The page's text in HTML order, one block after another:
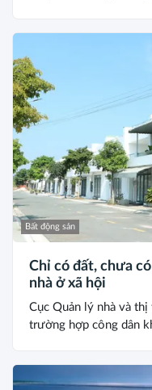
Bất động sản
Chỉ có đất, chưa
nhà ở xã hội
Cục Quản lý nhà và
trường hợp công dân